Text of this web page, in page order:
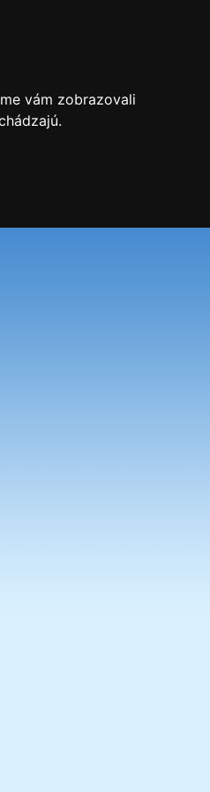
vám zobrazovali